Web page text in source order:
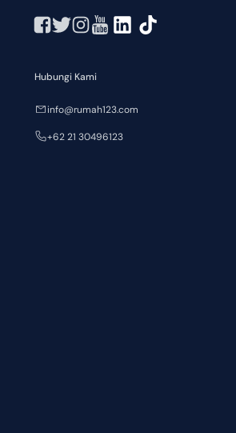
Hubungi Kami
info@rumah123.com
+62 21 30496123